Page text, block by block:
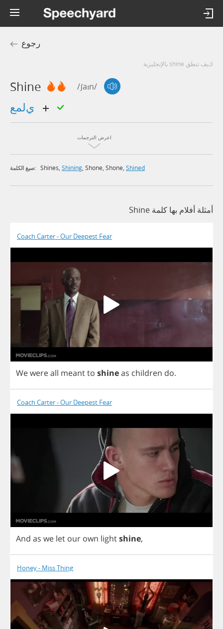
رجوع
كيف تنطق shine بالإنجليزية
Shine /ʃaɪn/
اعرض الترجمات
صيغ الكلمة: Shines, Shining, Shone, Shone, Shined
أمثلة أفلام بها كلمة Shine
Coach Carter - Our Deepest Fear
Wewereall meantto shineas children do.
Coach Carter - Our Deepest Fear
And as we let our own lightshine,
Honey - Miss Thing